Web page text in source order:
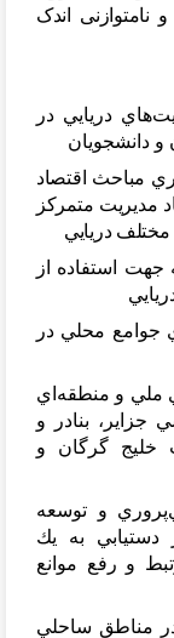
اندک
هاي دريايي در
و دانشجويان
مباحث اقتصاد
مديريت متمركز
دريايي
استفاده از
جوامع محلي در
ملي و منطقه اي
جزاير، بنادر و
خليج گرگان و
پروري و توسعه
دستيابي به يك
و رفع موانع
مناطق ساحلي